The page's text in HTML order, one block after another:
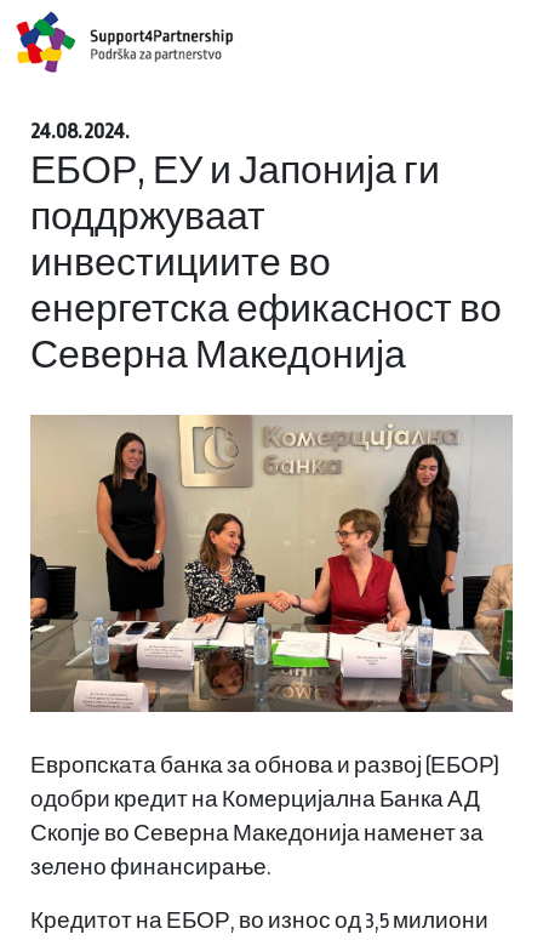
24.08.2024.
ЕБОР, ЕУ и Јапонија ги
поддржуваат
инвестициите во
енергетска ефикасност во
Северна Македонија
Европската банка за обнова и развој (ЕБОР)
одобри кредит на Комерцијална Банка АД
Скопје во Северна Македонија наменет за
зелено финансирање.
Кредитот на ЕБОР, во износ од 3,5 милиони